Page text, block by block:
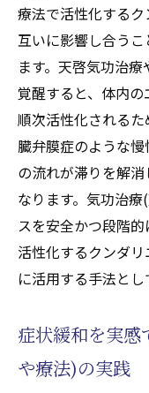
療法で活性化するク
互いに影響し合う
ます。天啓気功治
覚醒すると、体内
順次活性化される
臓弁膜症のような
の流れが滞りを解
なります。気功治
スを安全かつ段階
活性化するクンダ
に活用する手法とし
症状緩和を実
や療法)の実践